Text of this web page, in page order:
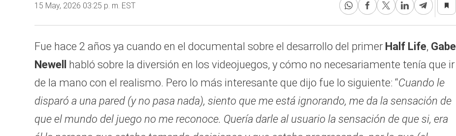
15 May, 2026 03:25 p. m. EST
Fue hace 2 años ya cuando en el documental sobre el desarrollo del primer Half Life, Gabe
Newell
habló sobre la diversión en los videojuegos, y cómo no necesariamente tenía que ir
de la mano con el realismo. Pero lo más interesante que dijo fue lo siguiente: “Cuando le
disparó a una pared (y no pasa nada), siento que me está ignorando, me da la sensación de
que el mundo del juego no me reconoce. Quería darle al usuario la sensación de que si, era